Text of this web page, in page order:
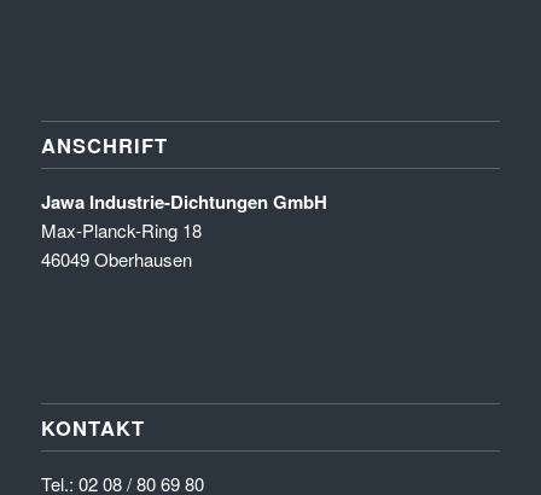
ANSCHRIFT
Jawa Industrie-Dichtungen GmbH
Max-Planck-Ring 18
46049 Oberhausen
KONTAKT
Tel.: 02 08 / 80 69 80